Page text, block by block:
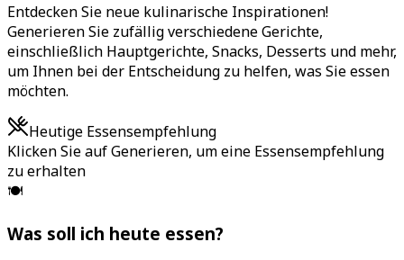
Entdecken Sie neue kulinarische Inspirationen!
Generieren Sie zufällig verschiedene Gerichte,
einschließlich Hauptgerichte, Snacks, Desserts und mehr,
um Ihnen bei der Entscheidung zu helfen, was Sie essen
möchten.
Heutige Essensempfehlung
Klicken Sie auf Generieren, um eine Essensempfehlung
zu erhalten
🍽️
Was soll ich heute essen?